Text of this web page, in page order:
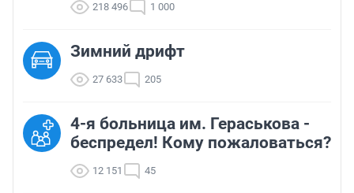
218 496 1 000
Зимний дрифт
27 633 205
4-я больница им. Гераськова -
беспредел! Кому пожаловаться?
12 151 45